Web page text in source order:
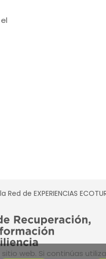
de EXPERIENCIAS
web. Si continúas